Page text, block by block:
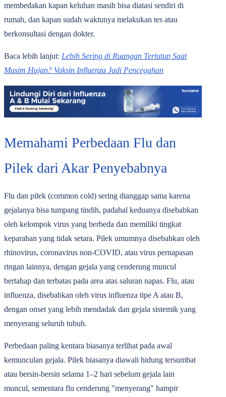
membedakan kapan keluhan masih bisa diatasi sendiri di
rumah, dan kapan sudah waktunya melakukan tes atau
berkonsultasi dengan dokter.
Baca lebih lanjut: Lebih Sering di Ruangan Tertutup Saat
Musim Hujan? Vaksin Influenza Jadi Pencegahan
Memahami Perbedaan Flu dan
Pilek dari Akar Penyebabnya
Flu dan pilek (common cold) sering dianggap sama karena
gejalanya bisa tumpang tindih, padahal keduanya disebabkan
oleh kelompok virus yang berbeda dan memiliki tingkat
keparahan yang tidak setara. Pilek umumnya disebabkan oleh
rhinovirus, coronavirus non-COVID, atau virus pernapasan
ringan lainnya, dengan gejala yang cenderung muncul
bertahap dan terbatas pada area atas saluran napas. Flu, atau
influenza, disebabkan oleh virus influenza tipe A atau B,
dengan onset yang lebih mendadak dan gejala sistemik yang
menyerang seluruh tubuh.
Perbedaan paling kentara biasanya terlihat pada awal
kemunculan gejala. Pilek biasanya diawali hidung tersumbat
atau bersin-bersin selama 1‒2 hari sebelum gejala lain
muncul, sementara flu cenderung "menyerang" hampir